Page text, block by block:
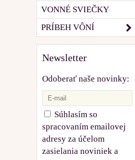
VONNÉ SVIEČKY
PRÍBEH VÔNÍ
Newsletter
Odoberať naše novinky:
Súhlasím so
spracovaním emailovej
adresy za účelom
zasielania noviniek a